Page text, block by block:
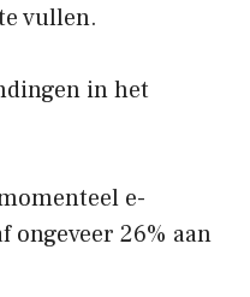
vullen.
in het
e-
ongeveer 26% aan